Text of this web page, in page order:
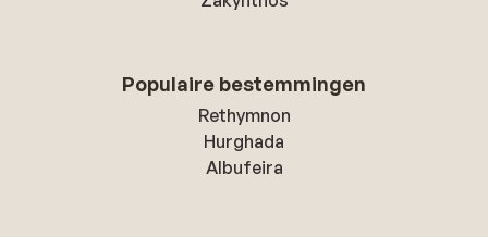
Populaire bestemmingen
Rethymnon
Hurghada
Albufeira